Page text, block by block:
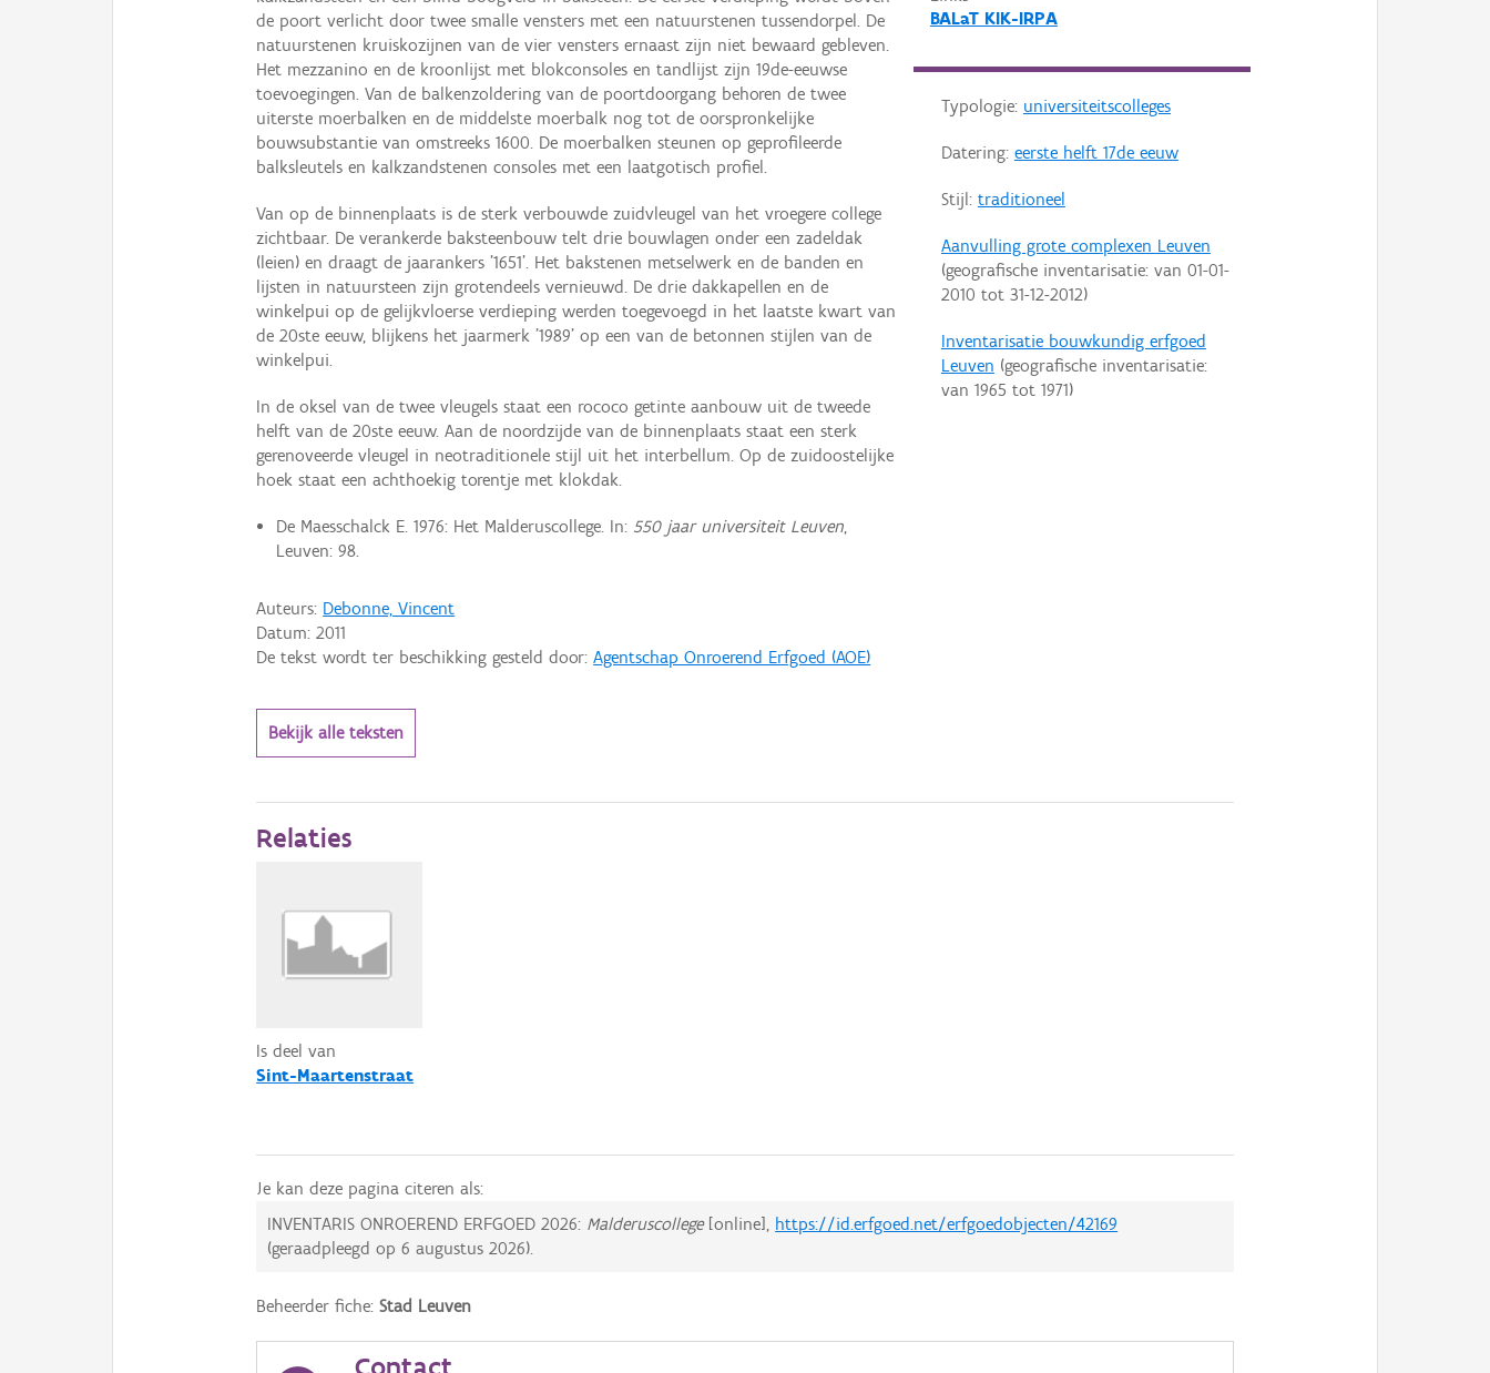
BALaT KIK-IRPA
Typologie: universiteitscolleges
Datering: eerste helft 17de eeuw
Stijl: traditioneel
Aanvulling grote complexen Leuven
(geografische inventarisatie: van 01-01-
2010 tot 31-12-2012)
Inventarisatie bouwkundig erfgoed
Leuven (geografische inventarisatie:
van 1965 tot 1971)
de poort verlicht door twee smalle vensters met een natuurstenen tussendorpel. De
natuurstenen kruiskozijnen van de vier vensters ernaast zijn niet bewaard gebleven.
Het mezzanino en de kroonlijst met blokconsoles en tandlijst zijn 19de-eeuwse
toevoegingen. Van de balkenzoldering van de poortdoorgang behoren de twee
uiterste moerbalken en de middelste moerbalk nog tot de oorspronkelijke
bouwsubstantie van omstreeks 1600. De moerbalken steunen op geprofileerde
balksleutels en kalkzandstenen consoles met een laatgotisch profiel.
Van op de binnenplaats is de sterk verbouwde zuidvleugel van het vroegere college
zichtbaar. De verankerde baksteenbouw telt drie bouwlagen onder een zadeldak
(leien) en draagt de jaarankers '1651'. Het bakstenen metselwerk en de banden en
lijsten in natuursteen zijn grotendeels vernieuwd. De drie dakkapellen en de
winkelpui op de gelijkvloerse verdieping werden toegevoegd in het laatste kwart van
de 20ste eeuw, blijkens het jaarmerk '1989' op een van de betonnen stijlen van de
winkelpui.
In de oksel van de twee vleugels staat een rococo getinte aanbouw uit de tweede
helft van de 20ste eeuw. Aan de noordzijde van de binnenplaats staat een sterk
gerenoveerde vleugel in neotraditionele stijl uit het interbellum. Op de zuidoostelijke
hoek staat een achthoekig torentje met klokdak.
De Maesschalck E. 1976: Het Malderuscollege. In: 550 jaar universiteit Leuven,
Leuven: 98.
Auteurs: Debonne, Vincent
Datum:2011
De tekst wordt ter beschikking gesteld door:Agentschap Onroerend Erfgoed (AOE)
Bekijk alle teksten
Relaties
Is deel van
Sint-Maartenstraat
Je kan deze pagina citeren als:
INVENTARIS ONROEREND ERFGOED 2026: Malderuscollege[online], https://id.erfgoed.net/erfgoedobjecten/42169
(geraadpleegd op6 augustus 2026).
Beheerder fiche:Stad Leuven
Contact